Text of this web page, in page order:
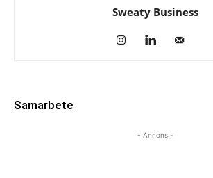
Sweaty Business
Samarbete
- Annons -